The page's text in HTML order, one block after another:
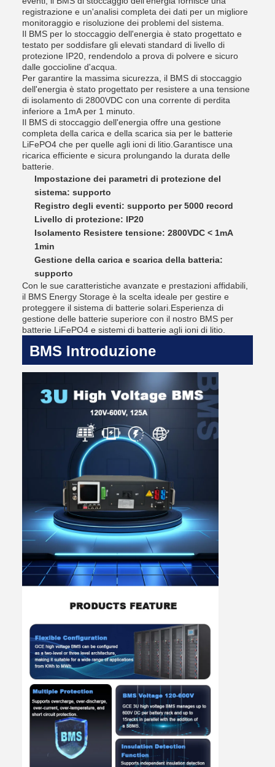
registrazione e un'analisi completa dei dati per un migliore
monitoraggio e risoluzione dei problemi del sistema.
Il BMS per lo stoccaggio dell'energia è stato progettato e
testato per soddisfare gli elevati standard di livello di
protezione IP20, rendendolo a prova di polvere e sicuro
dalle goccioline d'acqua.
Per garantire la massima sicurezza, il BMS di stoccaggio
dell'energia è stato progettato per resistere a una tensione
di isolamento di 2800VDC con una corrente di perdita
inferiore a 1mA per 1 minuto.
Il BMS di stoccaggio dell'energia offre una gestione
completa della carica e della scarica sia per le batterie
LiFePO4 che per quelle agli ioni di litio.Garantisce una
ricarica efficiente e sicura prolungando la durata delle
batterie.
Impostazione dei parametri di protezione del
sistema: supporto
Registro degli eventi: supporto per 5000 record
Livello di protezione: IP20
Isolamento Resistere tensione: 2800VDC < 1mA
1min
Gestione della carica e scarica della batteria:
supporto
Con le sue caratteristiche avanzate e prestazioni affidabili,
il BMS Energy Storage è la scelta ideale per gestire e
proteggere il sistema di batterie solari.Esperienza di
gestione delle batterie superiore con il nostro BMS per
batterie LiFePO4 e sistemi di batterie agli ioni di litio.
BMS Introduzione